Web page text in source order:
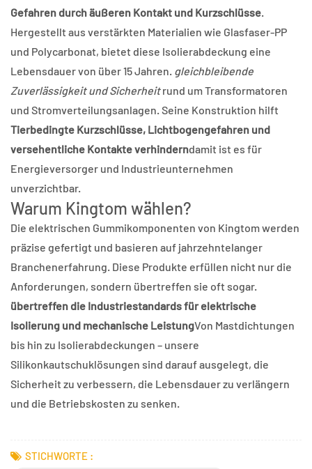
Gefahren durch äußeren Kontakt und Kurzschlüsse
Hergestellt aus verstärkten Materialien wie Glasfaser-PP
und Polycarbonat, bietet diese Isolierabdeckung eine
Lebensdauer von über 15 Jahren. gleichbleibende
Zuverlässigkeit und Sicherheitrund um Transformatoren
und Stromverteilungsanlagen. Seine Konstruktion hilft
Tierbedingte Kurzschlüsse, Lichtbogengefahren und
versehentliche Kontakte verhinderndamit ist es für
Energieversorger und Industrieunternehmen
unverzichtbar.
Warum Kingtom wählen?
Die elektrischen Gummikomponenten von Kingtom werden
präzise gefertigt und basieren auf jahrzehntelanger
Branchenerfahrung. Diese Produkte erfüllen nicht nur die
Anforderungen, sondern übertreffen sie oft sogar.
übertreffen die Industriestandards für elektrische
Isolierung und mechanische LeistungVon Mastdichtungen
bis hin zu Isolierabdeckungen – unsere
Silikonkautschuklösungen sind darauf ausgelegt, die
Sicherheit zu verbessern, die Lebensdauer zu verlängern
und die Betriebskosten zu senken.
STICHWORTE :